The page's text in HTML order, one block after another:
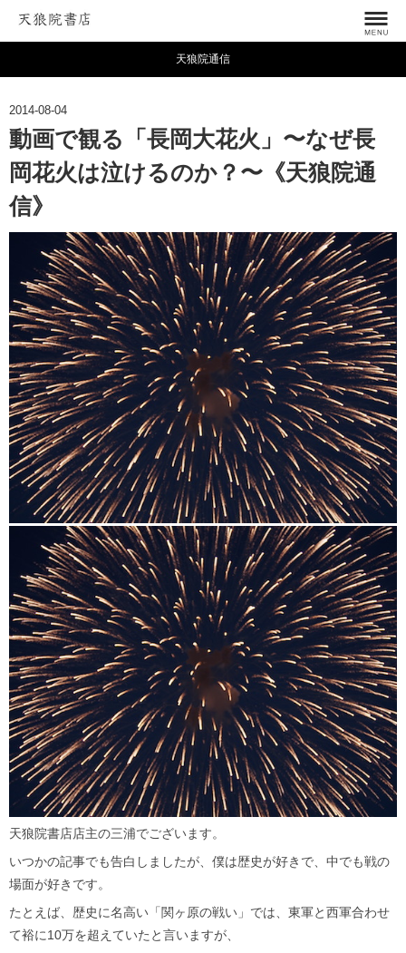
天狼院通信
2014-08-04
動画で観る「長岡大花火」〜なぜ長
岡花火は泣けるのか？〜《天狼院通
信》
天狼院書店店主の三浦でございます。
いつかの記事でも告白しましたが、僕は歴史が好きで、中でも戦の
場面が好きです。
たとえば、歴史に名高い「関ヶ原の戦い」では、東軍と西軍合わせ
て裕に10万を超えていたと言いますが、